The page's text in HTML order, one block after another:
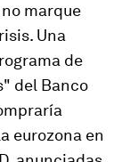
marque
Una
de
del Banco
eurozona en